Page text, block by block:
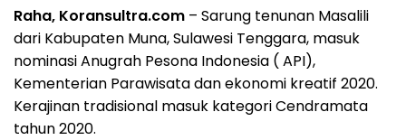
Raha, Koransultra.com – Sarung tenunan Masalili
dari Kabupaten Muna, Sulawesi Tenggara, masuk
nominasi Anugrah Pesona Indonesia ( API),
Kementerian Parawisata dan ekonomi kreatif 2020.
Kerajinan tradisional masuk kategori Cendramata
tahun 2020.